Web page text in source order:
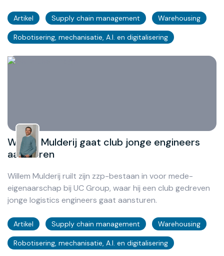
Artikel Supply chain management Warehousing
Robotisering, mechanisatie, A.I. en digitalisering
Willem Mulderij gaat club jonge engineers
aansturen
Willem Mulderij ruilt zijn zzp-bestaan in voor mede-
eigenaarschap bij UC Group, waar hij een club gedreven
jonge logistics engineers gaat aansturen.
Artikel Supply chain management Warehousing
Robotisering, mechanisatie, A.I. en digitalisering